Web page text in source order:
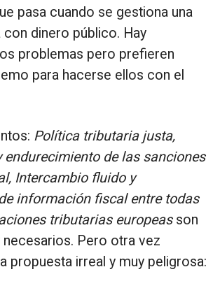
pasa cuando se gestiona una
con dinero público. Hay
problemas pero prefieren
para hacerse ellos con el
Política tributaria justa,
endurecimiento de las sanciones
Intercambio fluido y
información fiscal entre todas
tributarias europeasson
necesarios. Pero otra vez
propuesta irreal y muy peligrosa: